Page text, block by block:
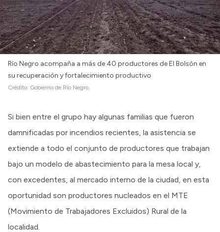
Río Negro acompaña a más de 40 productores de El Bolsón en
su recuperación y fortalecimiento productivo
Crédito: Gobierno de Río Negro.
Si bien entre el grupo hay algunas familias que fueron
damnificadas por incendios recientes, la asistencia se
extiende a todo el conjunto de productores que trabajan
bajo un modelo de abastecimiento para la mesa local y,
con excedentes, al mercado interno de la ciudad, en esta
oportunidad son productores nucleados en el MTE
(Movimiento de Trabajadores Excluidos) Rural de la
localidad.